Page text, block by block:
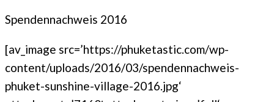
Spendennachweis 2016
[av_image src=’https://phuketastic.com/wp-
content/uploads/2016/03/spendennachweis-
phuket-sunshine-village-2016.jpg‘